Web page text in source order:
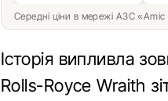
Середні ціни в мережі АЗС
Історія випливла
Rolls-Royce Wraith